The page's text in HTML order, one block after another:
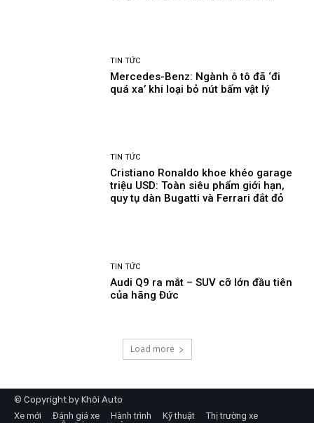
TIN TỨC
Mercedes-Benz: Ngành ô tô đã ‘đi
quá xa’ khi loại bỏ nút bấm vật lý
TIN TỨC
Cristiano Ronaldo khoe khéo garage
triệu USD: Toàn siêu phẩm giới hạn,
quy tụ dàn Bugatti và Ferrari đắt đỏ
TIN TỨC
Audi Q9 ra mắt – SUV cỡ lớn đầu tiên
của hãng Đức
Load more
© Copyright by Khôi Auto
Xe mới
Đánh giá xe Hành trình Kỹ thuật
Thị trường xe